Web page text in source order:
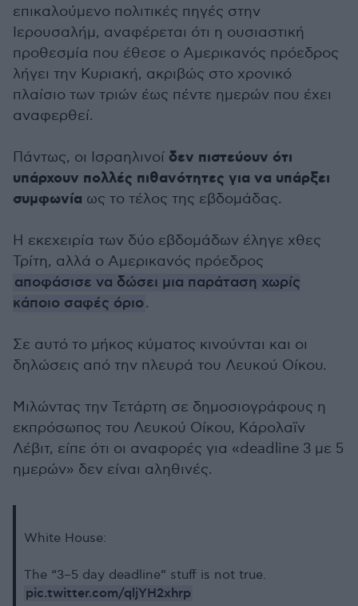
επικαλούμενο πολιτικές πηγές στην
Ιερουσαλήμ, αναφέρεται ότι η ουσιαστική
προθεσμία που έθεσε ο Αμερικανός πρόεδρος
λήγει την Κυριακή, ακριβώς στο χρονικό
πλαίσιο των τριών έως πέντε ημερών που έχει
αναφερθεί.
Πάντως, οι Ισραηλινοί δεν πιστεύουν ότι
υπάρχουν πολλές πιθανότητες για να υπάρξει
συμφωνία ως το τέλος της εβδομάδας.
Η εκεχειρία των δύο εβδομάδων έληγε χθες
Τρίτη, αλλά ο Αμερικανός πρόεδρος
αποφάσισε να δώσει μια παράταση χωρίς
κάποιο σαφές όριο.
Σε αυτό το μήκος κύματος κινούνται και οι
δηλώσεις από την πλευρά του Λευκού Οίκου.
Μιλώντας την Τετάρτη σε δημοσιογράφους η
εκπρόσωπος του Λευκού Οίκου, Κάρολαϊν
Λέβιτ, είπε ότι οι αναφορές για «deadline 3 με 5
ημερών» δεν είναι αληθινές.
White House:
The “3–5 day deadline” stuff is not true.
pic.twitter.com/qljYH2xhrp